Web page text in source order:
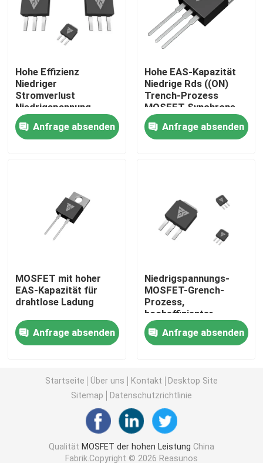
Qualitätskontrolle
Kontakt mit uns
Neuigkeiten
Bitte um ein Angebot
Siliziumkarbid-MOSFET
MOSFET mit Superverbindung
Hochspannungs-MOSFET
Niederspannungs-MOSFET
IGBT mit hoher Leistung
Schottky-Sperrschichtdioden
Halbleiter mit hoher Leistung
Hohe Effizienz
Niedriger
Stromverlust
Niedrigspannung
MOSFET-Grench/SGT-
ProzessAnfrage absenden
Hohe EAS-Kapazität
Niedrige Rds ((ON)
Trench-Prozess
MOSFET Synchrone
Berichtigung
Anfrage absenden
MOSFET mit hoher
EAS-Kapazität für
drahtlose Ladung
Anfrage absenden
Niedrigspannungs-
MOSFET-Grench-
Prozess,
hocheffizienter
Motorantrieb für 5G-
Basisstation
Anfrage absenden
Startseite Über uns Kontakt
Desktop Site
Sitemap
Datenschutzrichtlinie
Qualität MOSFET der hohen Leistung China
Fabrik.Copyright © 2026 Reasunos